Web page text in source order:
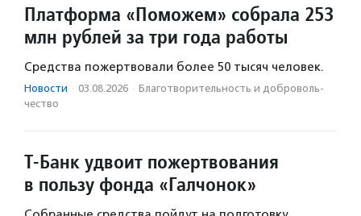
Платформа «Поможем» собрала 253
млн рублей за три года работы
Средства пожертвовали более 50 тысяч человек.
Новости · 03.08.2026 · Благотвори­тель­ность и доброволь­
чест­во
Т-Банк удвоит пожертвования
в пользу фонда «Галчонок»